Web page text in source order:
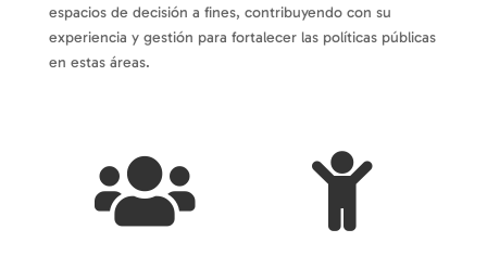
espacios de decisión a fines, contribuyendo con su
experiencia y gestión para fortalecer las políticas públicas
en estas áreas.
 